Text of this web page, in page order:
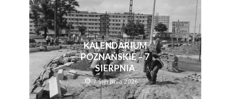
KALENDARIUM
POZNAŃSKIE – 7
SIERPNIA
7 Sierpnia 2026